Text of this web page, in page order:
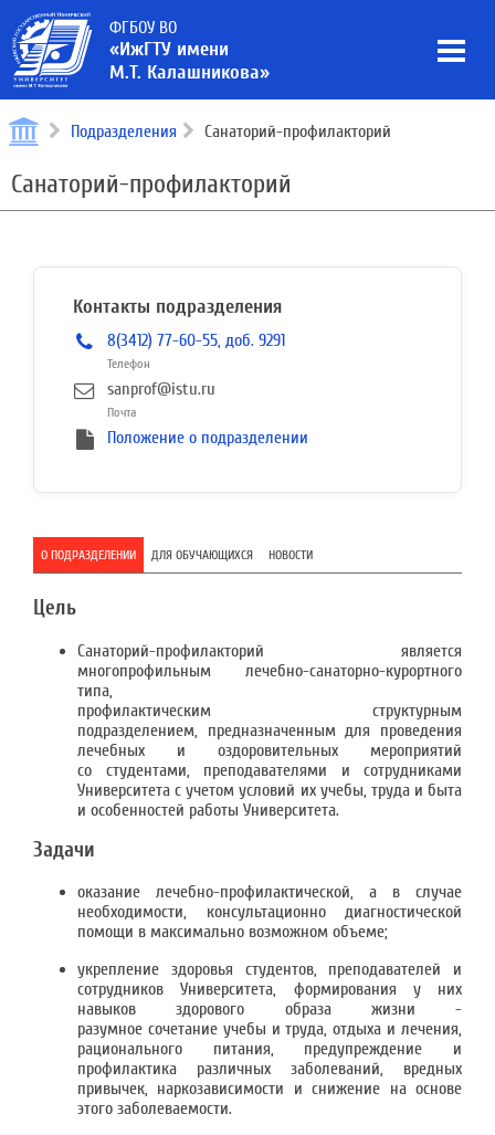
ФГБОУ ВО
«ИжГТУ имени
М.Т. Калашникова»
Подразделения Санаторий-профилакторий
Санаторий-профилакторий
Контакты подразделения
8(3412) 77-60-55, доб. 9291
Телефон
sanprof@istu.ru
Почта
Положение о подразделении
О ПОДРАЗДЕЛЕНИИ ДЛЯ ОБУЧАЮЩИХСЯ НОВОСТИ
Цель
Санаторий-профилакторий является
многопрофильным лечебно-санаторно-курортного
типа,
профилактическим структурным
подразделением, предназначенным для проведения
лечебных и оздоровительных мероприятий
со студентами, преподавателями и сотрудниками
Университета с учетом условий их учебы, труда и быта
и особенностей работы Университета.
Задачи
оказание лечебно-профилактической, а в случае
необходимости, консультационно диагностической
помощи в максимально возможном объеме;
укрепление здоровья студентов, преподавателей и
сотрудников Университета, формирования у них
навыков здорового образа жизни -
рaзумное сочетание учебы и труда, отдыха и лечения,
рационального питания, предупреждение и
профилактика различных заболеваний, вредных
привычек, наркозависимости и снижение на основе
этого заболеваемости.